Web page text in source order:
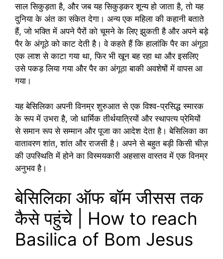
साल सिकुड़ता है, और जब यह सिकुड़कर शून्य हो जाता है, तो यह
दुनिया के अंत का संकेत देगा। अन्य एक महिला की कहानी बताते
हैं, जो भक्ति में अपने पैरों को चूमने के लिए झुकती है और अपने बड़े
पैर के अंगूठे को काट देती है। वे कहते हैं कि हालांकि पैर का अंगूठा
एक लाश से काटा गया था, फिर भी खून बह रहा था और इसलिए
उसे पकड़ लिया गया और पैर का अंगूठा बाकी अवशेषों में वापस आ
गया।
यह बेसिलिका अपनी विनम्र शुरुआत से एक विश्व-प्रसिद्ध स्मारक
के रूप में उभरा है, जो धार्मिक तीर्थयात्रियों और स्थापत्य प्रेमियों
से समान रूप से सम्मान और पूजा का आदेश देता है। बेसिलिका का
वातावरण शांत, शांत और राजसी है। अपने से बहुत बड़ी किसी चीज़
की उपस्थिति में होने का विस्मयकारी अहसास वास्तव में एक विनम्र
अनुभव है।
बेसिलिका ऑफ बॉम जीसस तक
कैसे पहुंचे | How to reach
Basilica of Bom Jesus